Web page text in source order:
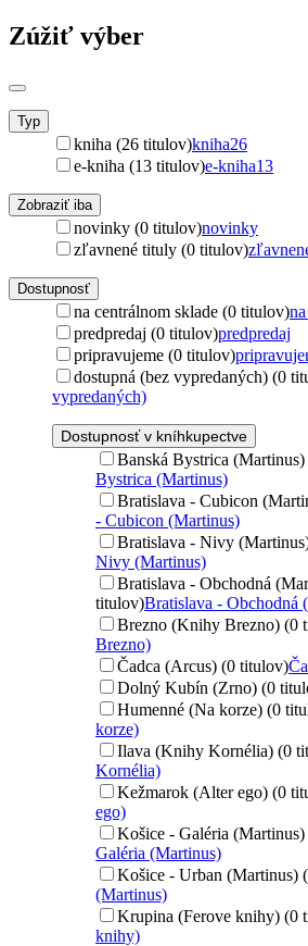
Zúžiť výber
Typ
kniha (26 titulov)kniha26
e-kniha (13 titulov)e-kniha13
Zobraziť iba
novinky (0 titulov)novinky
zľavnené tituly (0 titulov)
Dostupnosť
na centrálnom sklade (0 titulov)
predpredaj (0 titulov)predpredaj
pripravujeme (0 titulov)
dostupná (bez vypredaných) (0
vypredaných)
Dostupnosť v kníhkupectve
Banská Bystrica
Bystrica (Martinus)
Bratislava - Cubicon
- Cubicon (Martinus)
Bratislava - Nivy
Nivy (Martinus)
Bratislava - Obchodná
titulov)Bratislava - Obchodná
Brezno (Knihy Brezno) (0
Brezno)
Čadca (Arcus) (0 titulov)
Dolný Kubín (Zrno) (0
Humenné (Na korze) (0
korze)
Ilava (Knihy Kornélia) (0
Kornélia)
Kežmarok (Alter ego) (0
ego)
Košice - Galéria
Galéria (Martinus)
Košice - Urban (Martinus)
(Martinus)
Krupina (Ferove knihy) (0
knihy)